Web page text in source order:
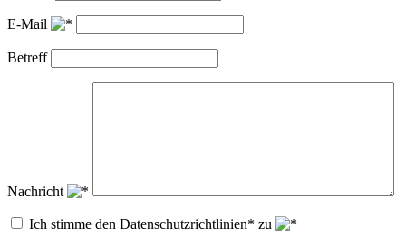
E-Mail
Betreff
Nachricht
Ich stimme den Datenschutzrichtlinien* zu